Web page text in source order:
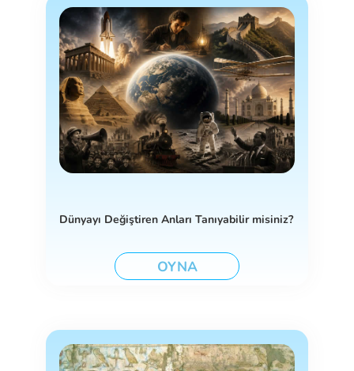
Dünyayı Değiştiren Anları Tanıyabilir misiniz?
OYNA